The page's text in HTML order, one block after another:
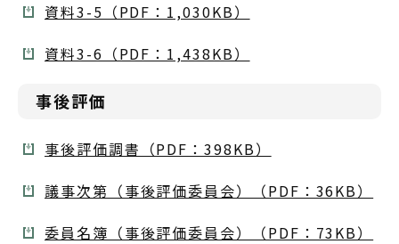
資料3-5（PDF：1,030KB）
資料3-6（PDF：1,438KB）
事後評価
事後評価調書（PDF：398KB）
議事次第（事後評価委員会）（PDF：36KB）
委員名簿（事後評価委員会）（PDF：73KB）